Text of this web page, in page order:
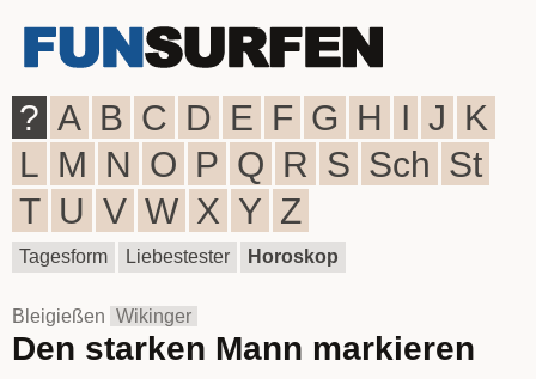
? A B C D E F G H I J K
L M N O P Q R S Sch St
T U V W X Y Z
Tagesform Liebestester Horoskop
Bleigießen Wikinger
Den starken Mann markieren